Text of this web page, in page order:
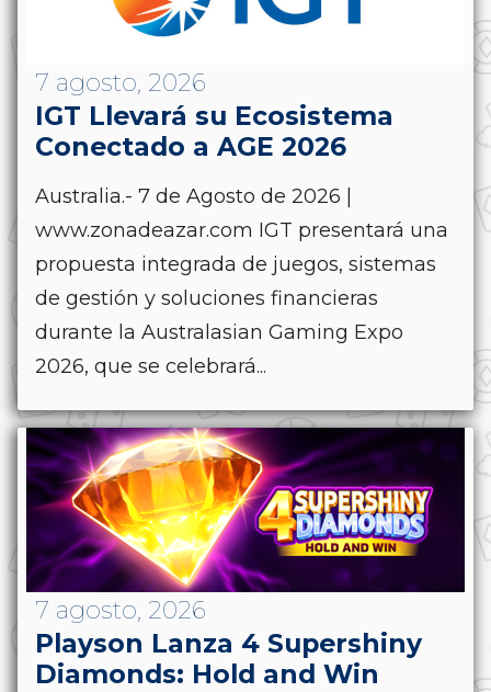
7 agosto, 2026
IGT Llevará su Ecosistema
Conectado a AGE 2026
Australia.- 7 de Agosto de 2026 |
www.zonadeazar.com IGT presentará una
propuesta integrada de juegos, sistemas
de gestión y soluciones financieras
durante la Australasian Gaming Expo
2026, que se celebrará...
7 agosto, 2026
Playson Lanza 4 Supershiny
Diamonds: Hold and Win